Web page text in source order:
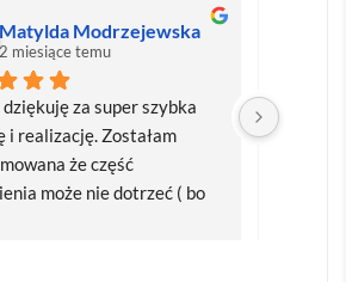
Matylda Modrzejewska
2 miesiące temu
za super szybka
i realizację. Zostałam
że część
może nie dotrzeć ( bo
Bardzo